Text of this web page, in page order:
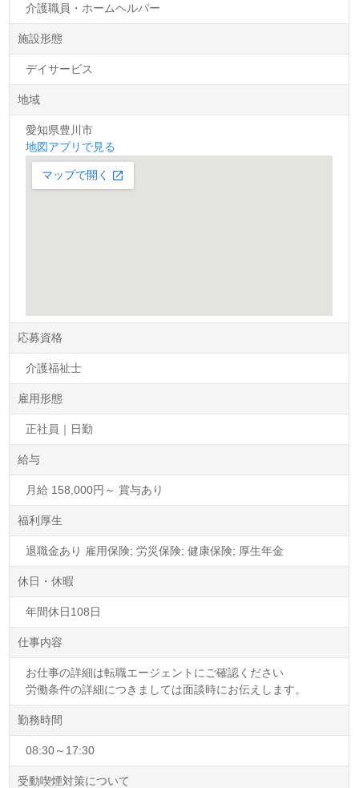
介護職員・ホームヘルパー
施設形態
デイサービス
地域
愛知県豊川市
地図アプリで見る
応募資格
介護福祉士
雇用形態
正社員｜日勤
給与
月給 158,000円～ 賞与あり
福利厚生
退職金あり 雇用保険; 労災保険; 健康保険; 厚生年金
休日・休暇
年間休日108日
仕事内容
お仕事の詳細は転職エージェントにご確認ください
労働条件の詳細につきましては面談時にお伝えします。
勤務時間
08:30～17:30
受動喫煙対策について